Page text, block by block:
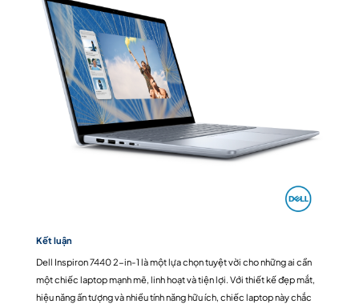
Kết luận
Dell Inspiron 7440 2-in-1 là một lựa chọn tuyệt vời cho những ai cần
một chiếc laptop mạnh mẽ, linh hoạt và tiện lợi. Với thiết kế đẹp mắt,
hiệu năng ấn tượng và nhiều tính năng hữu ích, chiếc laptop này chắc